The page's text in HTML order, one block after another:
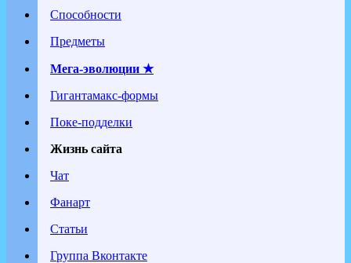
Способности
Предметы
Мега-эволюции ★
Гигантамакс-формы
Поке-подделки
Жизнь сайта
Чат
Фанарт
Статьи
Группа Вконтакте